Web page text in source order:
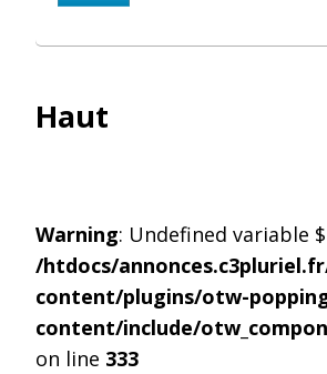
Haut
Warning: Undefined variable
/htdocs/
content/plugins/otw-
content/include/
on line 333